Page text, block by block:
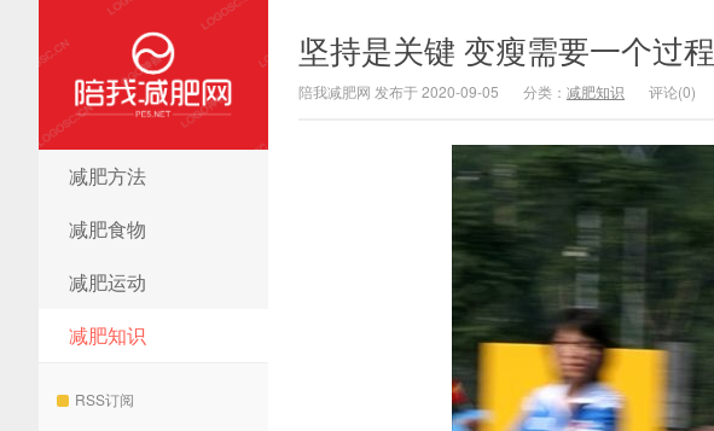
陪我减肥网
减肥方法
减肥食物
减肥运动
减肥知识
RSS订阅
坚持是关键 变瘦需要一个过程
陪我减肥网 发布于 2020-09-05 分类： 减肥知识 评论(0)